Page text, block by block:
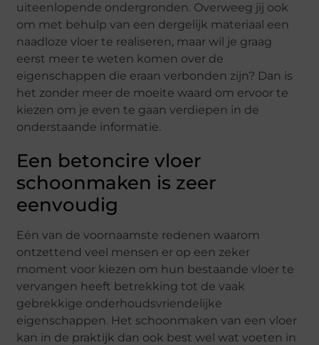
uiteenlopende ondergronden. Overweeg jij ook
om met behulp van een dergelijk materiaal een
naadloze vloer te realiseren, maar wil je graag
eerst meer te weten komen over de
eigenschappen die eraan verbonden zijn? Dan is
het zonder meer de moeite waard om ervoor te
kiezen om je even te gaan verdiepen in de
onderstaande informatie.
Een betoncire vloer
schoonmaken is zeer
eenvoudig
Eén van de voornaamste redenen waarom
ontzettend veel mensen er op een zeker
moment voor kiezen om hun bestaande vloer te
vervangen heeft betrekking tot de vaak
gebrekkige onderhoudsvriendelijke
eigenschappen. Het schoonmaken van een vloer
kan in de praktijk dan ook best wel wat voeten in